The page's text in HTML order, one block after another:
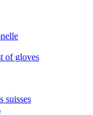
of gloves
suisses